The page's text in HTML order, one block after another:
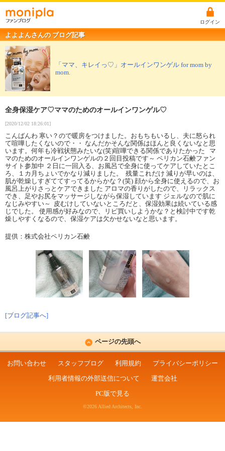
ログイン
よよよんさんの ブログ記事
「ママ、キレイっ♡」オールインワンゲル for mom by
mom.
全身保湿ケア♡ママのためのオールインワンゲル♡
[2020/12/02 18:26:01]
こんばんわ 寒い？ので暖房をつけました。おもちもいるし、夫に怒られ
て喧嘩したくないので・・ なんだかそんな関係はほんと良くないなと思
います。何年も冷戦状態みたいな(笑)喧嘩できる関係でありたかった マ
マのためのオールインワンゲルの２回目投稿です～ ペリカン石鹸ファン
サイト参加中 ２日に一回入る、お風呂で全身に使ってケアしていたとこ
ろ、１カ月ちょいでかなり減りました。 残量これだけ 減りが早いのは、
肌が乾燥しすぎててすってるからかな？(笑) 顔から全身に使えるので、お
風呂上がりさっとケアできました アロマの香りがしたので、リラックス
でき、足やお尻をマッサージしながら保湿しています ジェルなので肌に
なじみやすい～ 皮むけしていないところだと、保湿効果は続いている感
じでした。 使用感が好みなので、リピ買いしようかな？と検討中です乾
燥しやすくなるので、保湿ケアは欠かせないなと思います。
提供：株式会社ペリカン石鹸
[ブログ記事へ]
ページの先頭へ
お問い合わせ スタッフブログ 利用規約
プライバシーポリシー
利用者情報の外部送信について
運営会社
PC版で見る
©2026 Allied Architects, Inc.